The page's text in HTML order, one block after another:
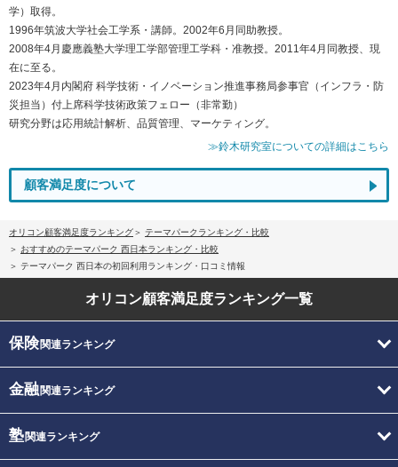
学）取得。
1996年筑波大学社会工学系・講師。2002年6月同助教授。
2008年4月慶應義塾大学理工学部管理工学科・准教授。2011年4月同教授、現
在に至る。
2023年4月内閣府 科学技術・イノベーション推進事務局参事官（インフラ・防
災担当）付上席科学技術政策フェロー（非常勤）
研究分野は応用統計解析、品質管理、マーケティング。
≫鈴木研究室についての詳細はこちら
顧客満足度について
オリコン顧客満足度ランキング
テーマパークランキング・比較
おすすめのテーマパーク 西日本ランキング・比較
テーマパーク 西日本の初回利用ランキング・口コミ情報
オリコン顧客満足度ランキング一覧
保険関連ランキング
金融関連ランキング
塾関連ランキング